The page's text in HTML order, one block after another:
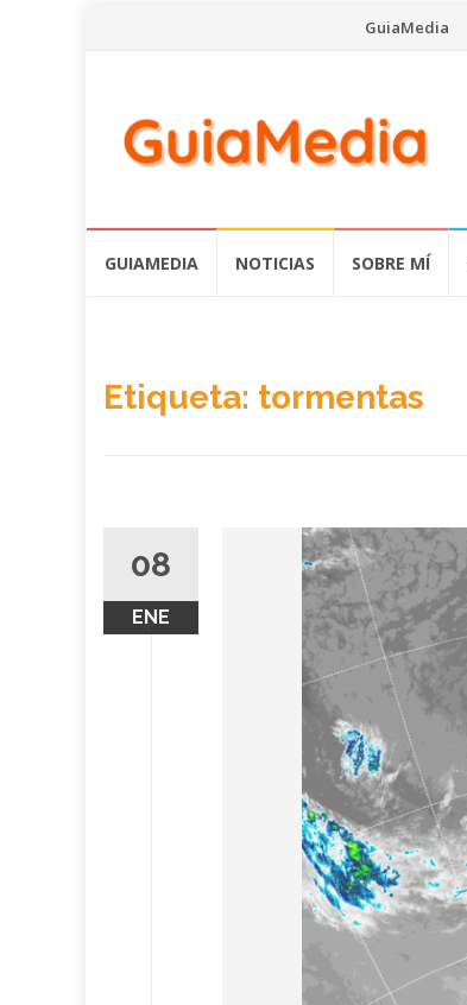
Saltar
contenido
GuiaMedia
GUIAMEDIA NOTICIAS SOBRE MÍ
Etiqueta: tormentas
08
ENE